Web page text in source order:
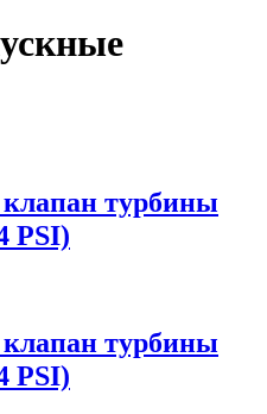
турбины
PSI)
турбины
PSI)